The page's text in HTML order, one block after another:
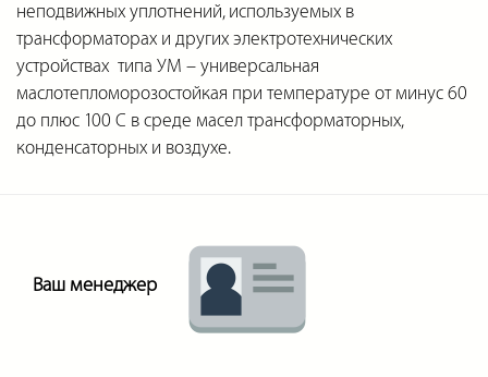
неподвижных уплотнений, используемых в
трансформаторах и других электротехнических
устройствах типа УМ – универсальная
маслотепломорозостойкая при температуре от минус 60
до плюс 100 С в среде масел трансформаторных,
конденсаторных и воздухе.
Ваш менеджер